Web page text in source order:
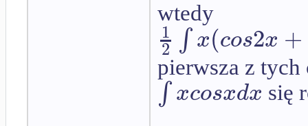
wtedy
1
2 ∫ x(cos2x +
pierwsza z tych
∫ xcosxdx się